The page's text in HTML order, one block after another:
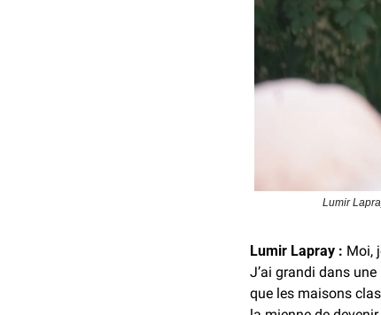
Lumir
Lumir Lapray : Moi,
J’ai grandi dans
que les maisons